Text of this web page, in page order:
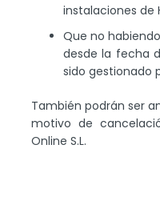
instalaciones de
Que no
desde la fecha
sido gestionado
También podrán ser
motivo de
Online S.L.